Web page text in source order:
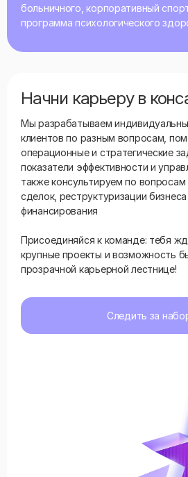
больничного, корпоративный
программа психологического
Начни карьеру в
Мы разрабатываем
клиентов по разным вопросам,
операционные и стратегические
показатели эффективности и
также консультируем по
сделок, реструктуризации
финансирования
Присоединяйся к команде: тебя
крупные проекты и возможность
прозрачной карьерной лестнице!
Следить за